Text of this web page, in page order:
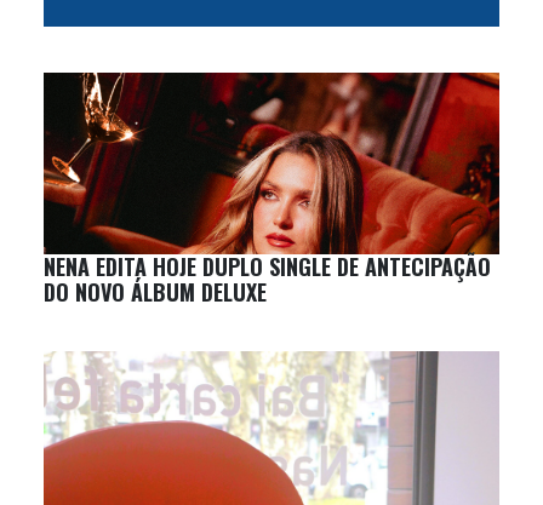
NENA EDITA HOJE DUPLO SINGLE DE ANTECIPAÇÃO
DO NOVO ÁLBUM DELUXE